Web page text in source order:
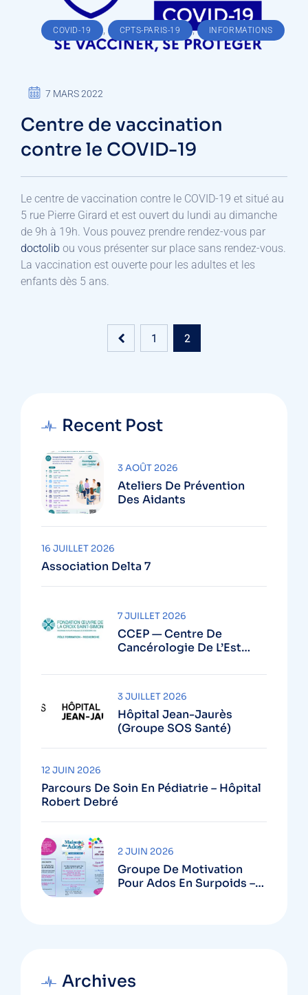
COVID-19 , CPTS-PARIS-19 , INFORMATIONS
7 MARS 2022
Centre de vaccination
contre le COVID-19
Le centre de vaccination contre le COVID-19 et situé au
5 rue Pierre Girard et est ouvert du lundi au dimanche
de 9h à 19h. Vous pouvez prendre rendez-vous par
doctolib ou vous présenter sur place sans rendez-vous.
La vaccination est ouverte pour les adultes et les
enfants dès 5 ans.
1 2
Recent Post
Ateliers De Prévention
Des Aidants
3 AOÛT 2026
Association Delta 7
16 JUILLET 2026
CCEP — Centre De
Cancérologie De L’Est
Croix Saint-Simon – Paris)
7 JUILLET 2026
Hôpital Jean-Jaurès
(Groupe SOS Santé)
3 JUILLET 2026
Parcours De Soin En Pédiatrie – Hôpital
Robert Debré
12 JUIN 2026
Groupe De Motivation
Pour Ados En Surpoids –
2 JUIN 2026
Archives